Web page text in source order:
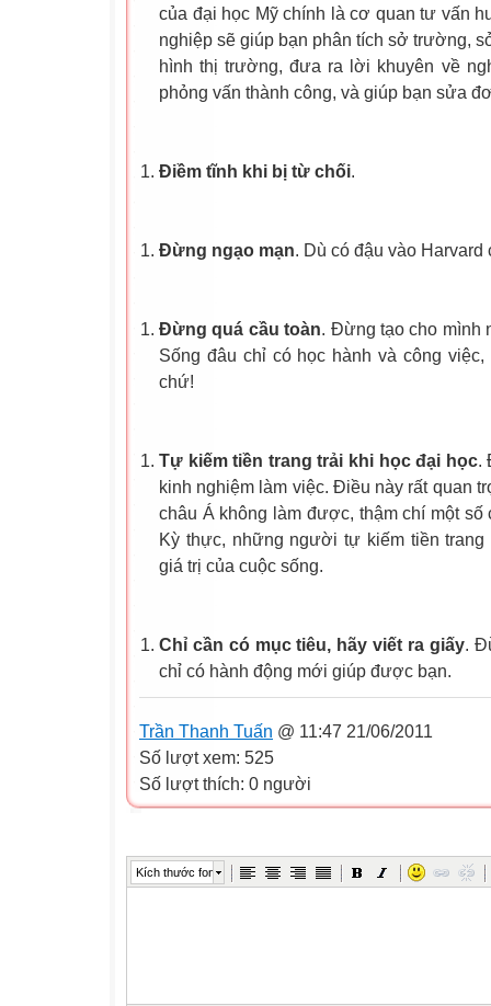
của đại học Mỹ chính là cơ quan tư vấn
nghiệp sẽ giúp bạn phân tích sở trường,
hình thị trường, đưa ra lời khuyên về
phỏng vấn thành công, và giúp bạn sửa
Điềm tĩnh khi bị từ chối.
Đừng ngạo mạn. Dù có đậu vào
Đừng quá cầu toàn. Đừng tạo cho mình
Sống đâu chỉ có học hành và công
chứ!
Tự kiếm tiền trang trải khi học đại học.
kinh nghiệm làm việc. Điều này rất quan
châu Á không làm được, thậm chí một số
Kỳ thực, những người tự kiếm tiền
giá trị của cuộc sống.
Chỉ cần có mục tiêu, hãy viết ra giấy.
chỉ có hành động mới giúp được bạn.
Trần Thanh Tuấn @ 11:47 21/06/2011
Số lượt xem: 525
Số lượt thích: 0 người
Kích thước font